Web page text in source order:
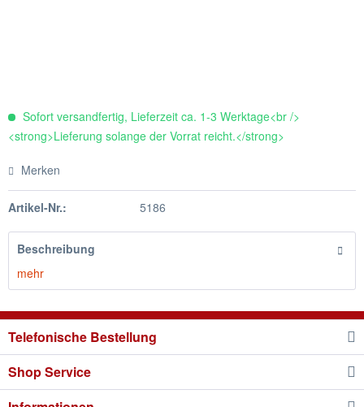
Sofort versandfertig, Lieferzeit ca. 1-3 Werktage<br />
<strong>Lieferung solange der Vorrat reicht.</strong>
Merken
Artikel-Nr.: 5186
Beschreibung
mehr
Telefonische Bestellung
Shop Service